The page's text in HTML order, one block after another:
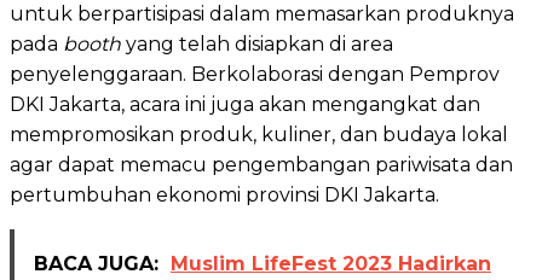
untuk berpartisipasi dalam memasarkan produknya
pada booth yang telah disiapkan di area
penyelenggaraan. Berkolaborasi dengan Pemprov
DKI Jakarta, acara ini juga akan mengangkat dan
mempromosikan produk, kuliner, dan budaya lokal
agar dapat memacu pengembangan pariwisata dan
pertumbuhan ekonomi provinsi DKI Jakarta.
BACA JUGA: Muslim LifeFest 2023 Hadirkan